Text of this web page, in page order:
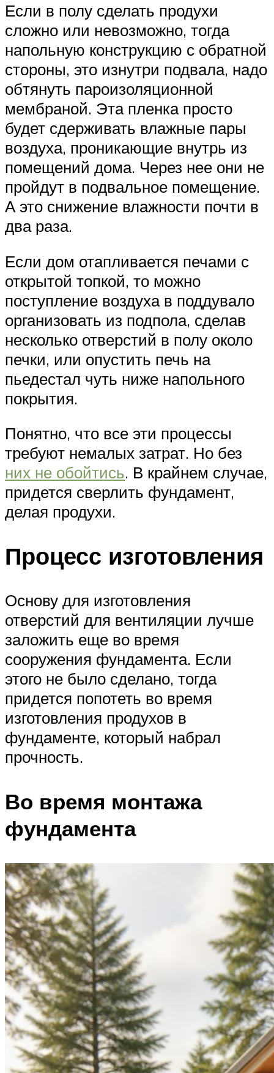
Если в полу сделать продухи
сложно или невозможно, тогда
напольную конструкцию с обратной
стороны, это изнутри подвала, надо
обтянуть пароизоляционной
мембраной. Эта пленка просто
будет сдерживать влажные пары
воздуха, проникающие внутрь из
помещений дома. Через нее они не
пройдут в подвальное помещение.
А это снижение влажности почти в
два раза.
Если дом отапливается печами с
открытой топкой, то можно
поступление воздуха в поддувало
организовать из подпола, сделав
несколько отверстий в полу около
печки, или опустить печь на
пьедестал чуть ниже напольного
покрытия.
Понятно, что все эти процессы
требуют немалых затрат. Но без
них не обойтись. В крайнем случае,
придется сверлить фундамент,
делая продухи.
Процесс изготовления
Основу для изготовления
отверстий для вентиляции лучше
заложить еще во время
сооружения фундамента. Если
этого не было сделано, тогда
придется попотеть во время
изготовления продухов в
фундаменте, который набрал
прочность.
Во время монтажа
фундамента